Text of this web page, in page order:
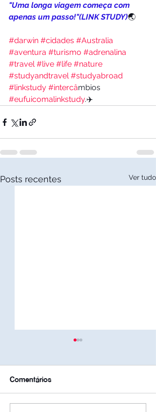
"Uma longa viagem começa com
apenas um passo!"(LINK STUDY)🌏
#darwin #cidades #Australia
#aventura #turismo #adrenalina
#travel #live #life #nature
#studyandtravel #studyabroad
#linkstudy #intercâmbios
#eufuicomalinkstudy.✈️
Posts recentes Ver tudo
Comentários